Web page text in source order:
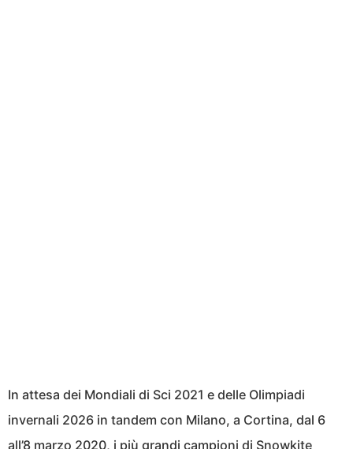
In attesa dei Mondiali di Sci 2021 e delle Olimpiadi
invernali 2026 in tandem con Milano, a Cortina, dal 6
all’8 marzo 2020, i più grandi campioni di Snowkite